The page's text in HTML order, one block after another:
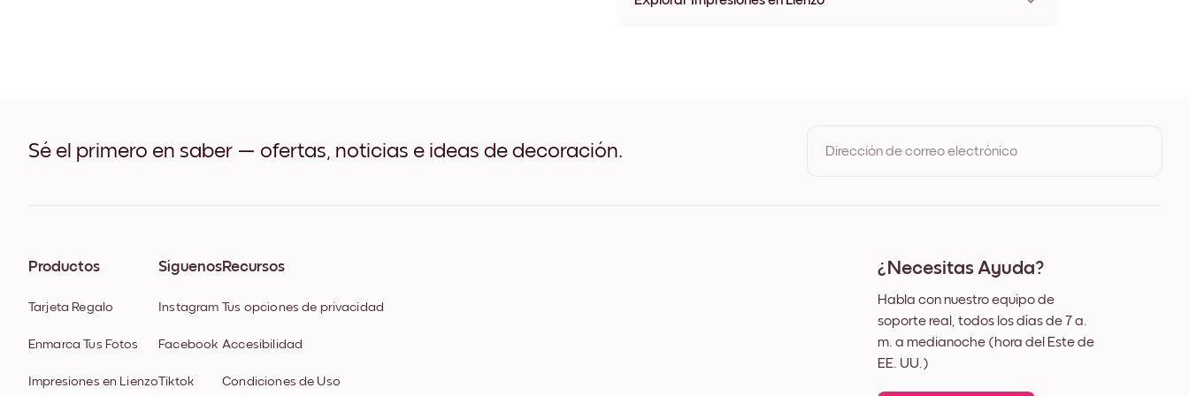
Sé el primero en saber — ofertas, noticias e ideas de decoración. Dirección de correo electrónico
Productos
Tarjeta Regalo
Enmarca Tus Fotos
Impresiones en Lienzo
Síguenos
Instagram
Facebook
Tiktok
Recursos
Tus opciones de privacidad
Accesibilidad
Condiciones de Uso
¿Necesitas Ayuda?
Habla con nuestro equipo de
soporte real, todos los días de 7 a.
m. a medianoche (hora del Este de
EE. UU.)